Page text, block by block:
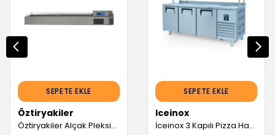
SEPETE EKLE
Öztiryakiler
Öztiryakiler Alçak Pleksiglas Kapaklı Pizza Hazırlık Tablası, PZ54 E3 (Servis Garantili)
SEPETE EKLE
Iceinox
İceinox 3 Kapılı Pizza Hazırlık Dolabı Yüksek Ayaklı (Servis Garantili)